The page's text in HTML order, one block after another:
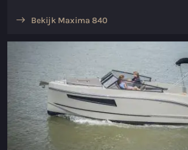
Bekijk Maxima 840